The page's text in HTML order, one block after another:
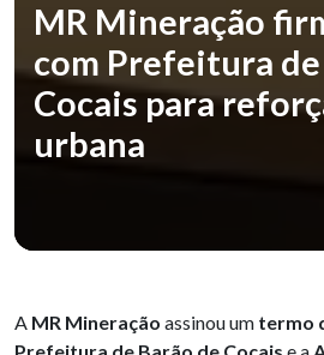
MR Mineração
com Prefeitura de
Cocais para
urbana
A MR Mineração assinou um termo